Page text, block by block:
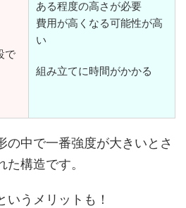
で
ある程度の高さが必要
費用が高くなる可能性が高
い
組み立てに時間がかかる
の中で一番強度が大きいとさ
構造です。
いうメリットも！